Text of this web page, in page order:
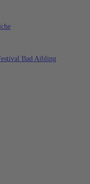
Bad Aibling